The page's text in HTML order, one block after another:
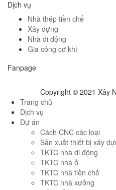
Dịch vụ
Nhà thép tiền chế
Xây dựng
Nhà di động
Gia công cơ khí
Fanpage
Copyright © 2021 Xây
Trang chủ
Dịch vụ
Dự án
Cách CNC các loại
Sản xuất thiết bị xây
TKTC nhà di động
TKTC nhà ở
TKTC nhà tiền chế
TKTC nhà xưởng